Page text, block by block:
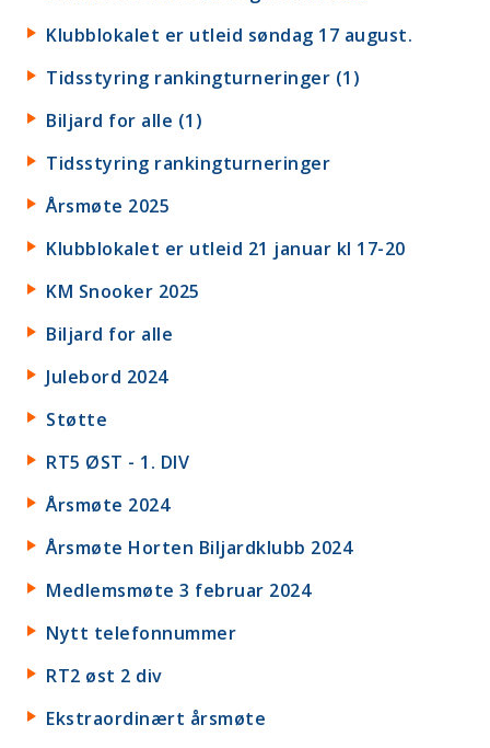
Klubblokalet er utleid søndag 17 august.
Tidsstyring rankingturneringer (1)
Biljard for alle (1)
Tidsstyring rankingturneringer
Årsmøte 2025
Klubblokalet er utleid 21 januar kl 17-20
KM Snooker 2025
Biljard for alle
Julebord 2024
Støtte
RT5 ØST - 1. DIV
Årsmøte 2024
Årsmøte Horten Biljardklubb 2024
Medlemsmøte 3 februar 2024
Nytt telefonnummer
RT2 øst 2 div
Ekstraordinært årsmøte